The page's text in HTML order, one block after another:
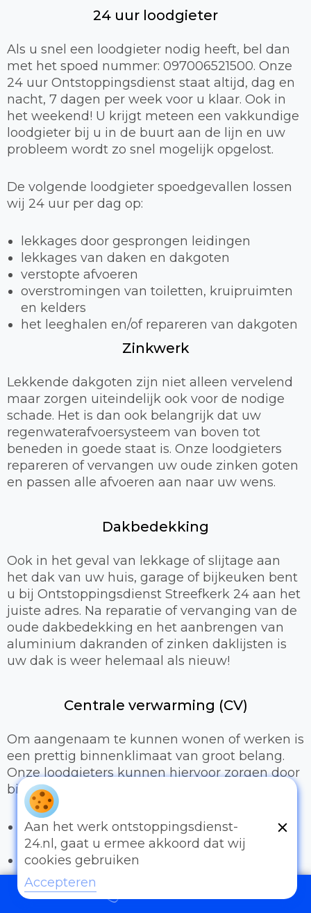
24 uur loodgieter
Als u snel een loodgieter nodig heeft, bel dan
met het spoed nummer: 097006521500. Onze
24 uur Ontstoppingsdienst staat altijd, dag en
nacht, 7 dagen per week voor u klaar. Ook in
het weekend! U krijgt meteen een vakkundige
loodgieter bij u in de buurt aan de lijn en uw
probleem wordt zo snel mogelijk opgelost.
De volgende loodgieter spoedgevallen lossen
wij 24 uur per dag op:
lekkages door gesprongen leidingen
lekkages van daken en dakgoten
verstopte afvoeren
overstromingen van toiletten, kruipruimten
en kelders
het leeghalen en/of repareren van dakgoten
Zinkwerk
Lekkende dakgoten zijn niet alleen vervelend
maar zorgen uiteindelijk ook voor de nodige
schade. Het is dan ook belangrijk dat uw
regenwaterafvoersysteem van boven tot
beneden in goede staat is. Onze loodgieters
repareren of vervangen uw oude zinken goten
en passen alle afvoeren aan naar uw wens.
Dakbedekking
Ook in het geval van lekkage of slijtage aan
het dak van uw huis, garage of bijkeuken bent
u bij Ontstoppingsdienst Streefkerk 24 aan het
juiste adres. Na reparatie of vervanging van de
oude dakbedekking en het aanbrengen van
aluminium dakranden of zinken daklijsten is
uw dak is weer helemaal als nieuw!
Centrale verwarming (CV)
Om aangenaam te kunnen wonen of werken is
een prettig binnenklimaat van groot belang.
Onze loodgieters kunnen hiervoor zorgen door
bijvoorbeeld:
Het uitbreiden of compleet installeren van
een cv-installatie
Vervangen van radiatoren/radiatorkranen
Vloerverwarming
Sanitair
Aan het werk ontstoppingsdienst-
24.nl, gaat u ermee akkoord dat wij
cookies gebruiken
Accepteren